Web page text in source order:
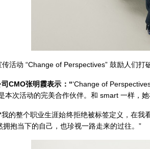
活动 “Change of Perspectives” 鼓励人们打
CMO张明霞表示：“‘Change of
本次活动的完美合作伙伴。和 smart 一样，
我的整个职业生涯始终拒绝被标签定义，在我
抱当下的自己，也珍视一路走来的过往。”